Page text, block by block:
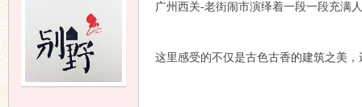
广州西关-老街闹市演绎着一段一段充满
这里感受的不仅是古色古香的建筑之美